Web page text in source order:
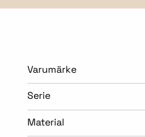
Varumärke
Serie
Material